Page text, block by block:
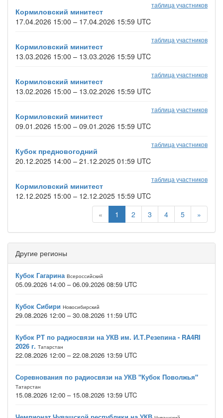
таблица участников
Кормиловский минитест
17.04.2026 15:00 – 17.04.2026 15:59 UTC
таблица участников
Кормиловский минитест
13.03.2026 15:00 – 13.03.2026 15:59 UTC
таблица участников
Кормиловский минитест
13.02.2026 15:00 – 13.02.2026 15:59 UTC
таблица участников
Кормиловский минитест
09.01.2026 15:00 – 09.01.2026 15:59 UTC
таблица участников
Кубок предновогодний
20.12.2025 14:00 – 21.12.2025 01:59 UTC
таблица участников
Кормиловский минитест
12.12.2025 15:00 – 12.12.2025 15:59 UTC
«
1 2 3 4 5 »
Другие регионы
Кубок Гагарина Всероссийский
05.09.2026 14:00 – 06.09.2026 08:59 UTC
Кубок Сибири Новосибирский
29.08.2026 12:00 – 30.08.2026 11:59 UTC
Кубок РТ по радиосвязи на УКВ им. И.Т.Резепина - RA4RI
2026 г. Татарстан
22.08.2026 12:00 – 22.08.2026 13:59 UTC
Соревнования по радиосвязи на УКВ "Кубок Поволжья"
Татарстан
15.08.2026 12:00 – 15.08.2026 13:59 UTC